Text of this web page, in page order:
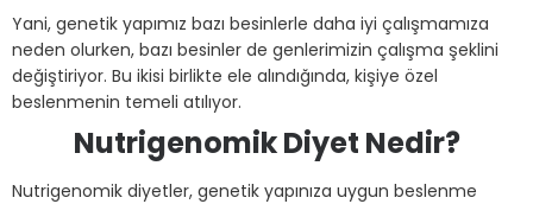
Yani, genetik yapımız bazı besinlerle daha iyi çalışmamıza
neden olurken, bazı besinler de genlerimizin çalışma şeklini
değiştiriyor. Bu ikisi birlikte ele alındığında, kişiye özel
beslenmenin temeli atılıyor.
Nutrigenomik Diyet Nedir?
Nutrigenomik diyetler, genetik yapınıza uygun beslenme